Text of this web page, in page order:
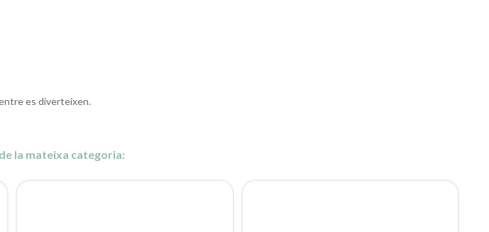
es diverteixen.
la mateixa categoria: